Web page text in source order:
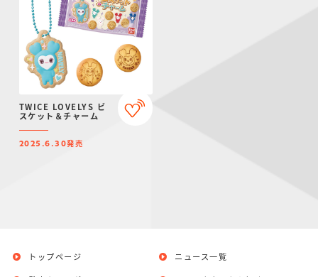
TWICE LOVELYS ビ
スケット＆チャーム
2025.6.30発売
トップページ ニュース一覧